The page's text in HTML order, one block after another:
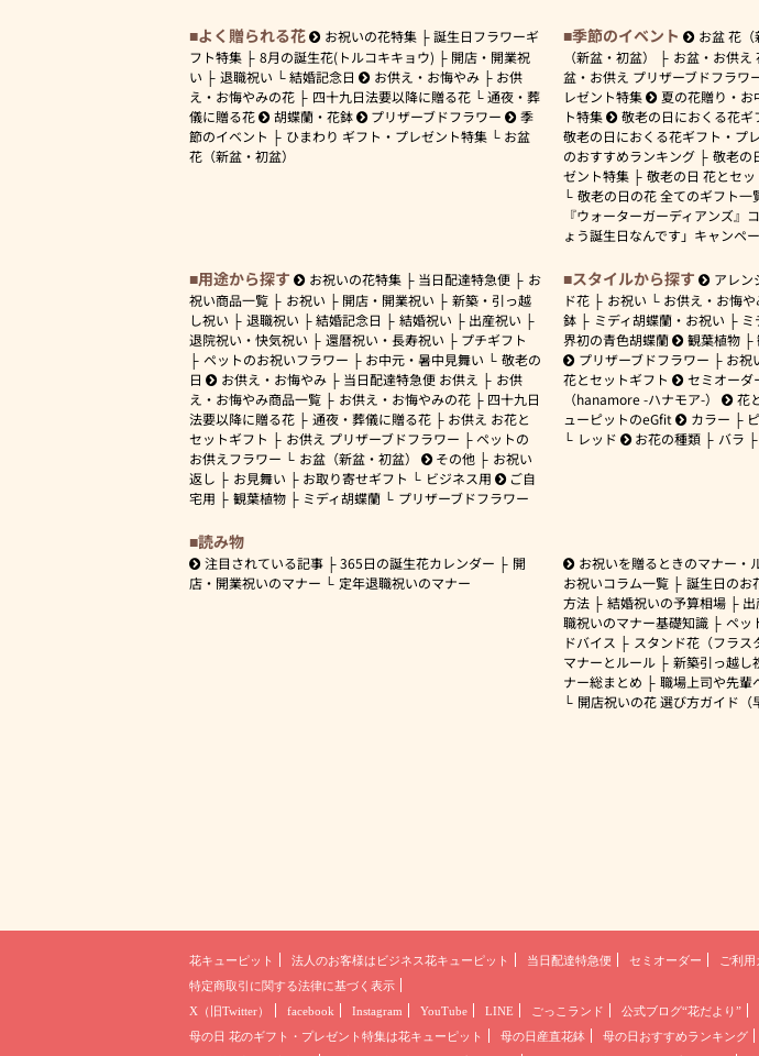
よく贈られる花 お祝いの花特集
誕生日フラワーギ
フト特集
8月の誕生花(トルコキキョウ)
開店・開業祝
い
退職祝い 結婚記念日 お供え・お悔やみ
お供
え・お悔やみの花
四十九日法要以降に贈る花
通夜・葬
儀に贈る花
胡蝶蘭・花鉢 プリザーブドフラワー
季
節のイベント
ひまわり ギフト・プレゼント特集
お盆
花（新盆・初盆）
季節のイベント お盆 花（
（新盆・初盆）
お盆・お供え
盆・お供え プリザーブドフラワ
レゼント特集
夏の花贈り・お
ト特集
敬老の日におくる花
敬老の日におくる花ギフト・プ
のおすすめランキング
敬老の
ゼント特集
敬老の日 花とセ
敬老の日の花 全てのギフト一
『ウォーターガーディアンズ』
ょう誕生日なんです」キャンペ
用途から探す お祝いの花特集 当日配達特急便
お
祝い商品一覧
お祝い 開店・開業祝い
新築・引っ越
し祝い
退職祝い 結婚記念日 結婚祝い
出産祝い
退院祝い・快気祝い
還暦祝い・長寿祝い
プチギフト
ペットのお祝いフラワー
お中元・暑中見舞い
敬老の
日
お供え・お悔やみ 当日配達特急便 お供え
お供
え・お悔やみ商品一覧
お供え・お悔やみの花
四十九日
法要以降に贈る花
通夜・葬儀に贈る花
お供え お花と
セットギフト
お供え プリザーブドフラワー
ペットの
お供えフラワー
お盆（新盆・初盆） その他
お祝い
返し
お見舞い お取り寄せギフト ビジネス用
ご自
宅用
観葉植物 ミディ胡蝶蘭 プリザーブドフラワー
スタイルから探す アレン
ド花
お祝い お供え・お悔や
鉢
ミディ胡蝶蘭・お祝い
界初の青色胡蝶蘭
観葉植物
プリザーブドフラワー
お祝
花とセットギフト
セミオーダ
（hanamore -ハナモア-）
花
ューピットのeGfit
カラー
レッド
お花の種類 バラ
読み物
注目されている記事 365日の誕生花カレンダー
開
店・開業祝いのマナー
定年退職祝いのマナー
お祝いを贈るときのマナー・
お祝いコラム一覧
誕生日のお
方法
結婚祝いの予算相場
職祝いのマナー基礎知識
ペッ
ドバイス
スタンド花（フラス
マナーとルール
新築引っ越し
ナー総まとめ
職場上司や先輩
開店祝いの花 選び方ガイド（
花キューピット 法人のお客様は ビジネス花キューピット 当日配達特急便 セミオーダー ご利用
特定商取引に関する法律に基づく表示
X（旧Twitter）
facebook Instagram YouTube LINE ごっこランド
公式ブログ“花だより”
母の日 花のギフト・プレゼント 特集は花キューピット 母の日産直花鉢 母の日おすすめランキング